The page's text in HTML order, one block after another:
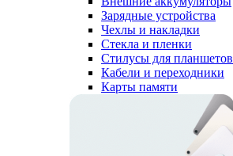
Зарядные устройства
Чехлы и накладки
Стекла и пленки
Стилусы для планшетов
Кабели и переходники
Карты памяти